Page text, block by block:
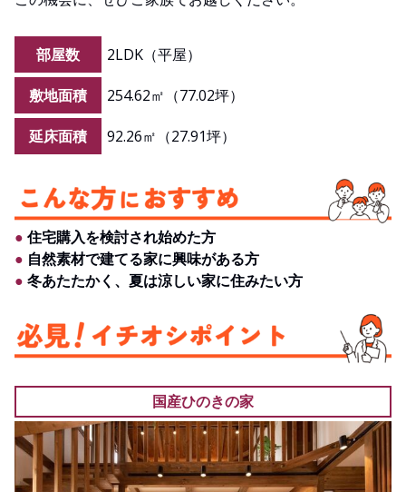
部屋数 2LDK（平屋）
敷地面積 254.62㎡（77.02坪）
延床面積 92.26㎡（27.91坪）
● 住宅購入を検討され始めた方
● 自然素材で建てる家に興味がある方
● 冬あたたかく、夏は涼しい家に住みたい方
国産ひのきの家